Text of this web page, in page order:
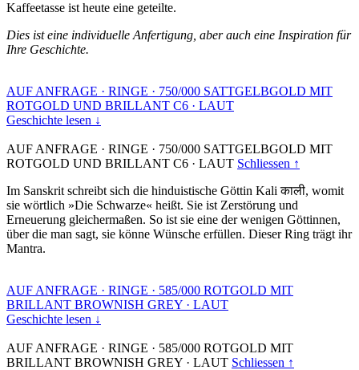
Kaffeetasse ist heute eine geteilte.
Dies ist eine individuelle Anfertigung, aber auch eine Inspiration für
Ihre Geschichte.
AUF ANFRAGE · RINGE · 750/000 SATTGELBGOLD MIT
ROTGOLD UND BRILLANT C6 · LAUT
Geschichte lesen ↓
AUF ANFRAGE · RINGE · 750/000 SATTGELBGOLD MIT
ROTGOLD UND BRILLANT C6 · LAUT Schliessen ↑
Im Sanskrit schreibt sich die hinduistische Göttin Kali काली, womit
sie wörtlich »Die Schwarze« heißt. Sie ist Zerstörung und
Erneuerung gleichermaßen. So ist sie eine der wenigen Göttinnen,
über die man sagt, sie könne Wünsche erfüllen. Dieser Ring trägt ihr
Mantra.
AUF ANFRAGE · RINGE · 585/000 ROTGOLD MIT
BRILLANT BROWNISH GREY · LAUT
Geschichte lesen ↓
AUF ANFRAGE · RINGE · 585/000 ROTGOLD MIT
BRILLANT BROWNISH GREY · LAUT Schliessen ↑